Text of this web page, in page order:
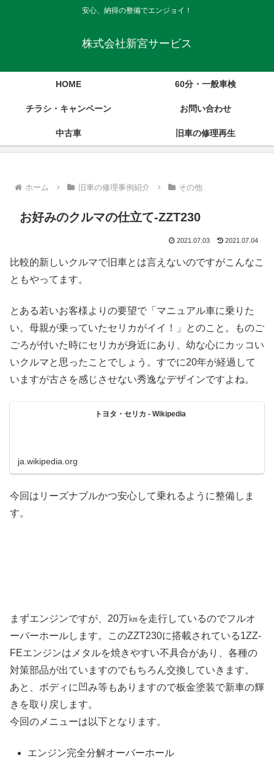
安心、納得の整備でエンジョイ！
株式会社新宮サービス
HOME 60分・一般車検
チラシ・キャンペーン お問い合わせ
中古車 旧車の修理再生
ホーム 旧車の修理事例紹介 その他
お好みのクルマの仕立て-ZZT230
2021.07.03 2021.07.04
比較的新しいクルマで旧車とは言えないのですがこんなこ
ともやってます。
とある若いお客様よりの要望で「マニュアル車に乗りた
い。母親が乗っていたセリカがイイ！」とのこと。ものご
ごろが付いた時にセリカが身近にあり、幼な心にカッコい
いクルマと思ったことでしょう。すでに20年が経過して
いますが古さを感じさせない秀逸なデザインですよね。
トヨタ・セリカ - Wikipedia
ja.wikipedia.org
今回はリーズナブルかつ安心して乗れるように整備しま
す。
まずエンジンですが、20万㎞を走行しているのでフルオ
ーバーホールします。このZZT230に搭載されている1ZZ-
FEエンジンはメタルを焼きやすい不具合があり、各種の
対策部品が出ていますのでもちろん交換していきます。
あと、ボディに凹み等もありますので板金塗装で新車の輝
きを取り戻します。
今回のメニューは以下となります。
エンジン完全分解オーバーホール